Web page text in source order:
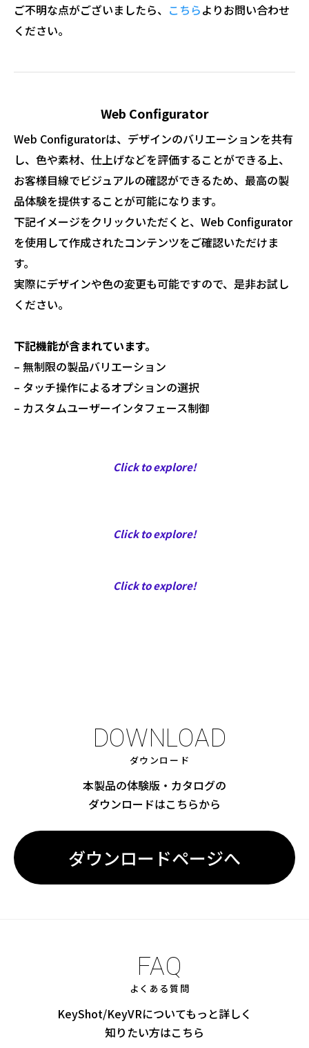
ご不明な点がございましたら、 こちらよりお問い合わせ
ください。
Web Configurator
Web Configuratorは、デザインのバリエーションを共有
し、色や素材、仕上げなどを評価することができる上、
お客様目線でビジュアルの確認ができるため、最高の製
品体験を提供することが可能になります。
下記イメージをクリックいただくと、Web Configurator
を使用して作成されたコンテンツをご確認いただけま
す。
実際にデザインや色の変更も可能ですので、是非お試し
ください。
下記機能が含まれています。
– 無制限の製品バリエーション
– タッチ操作によるオプションの選択
– カスタムユーザーインタフェース制御
Click to explore!
Click to explore!
Click to explore!
DOWNLOAD
ダウンロード
本製品の体験版・カタログの
ダウンロードはこちらから
ダウンロードページへ
FAQ
よくある質問
KeyShot/KeyVRについてもっと詳しく
知りたい方はこちら